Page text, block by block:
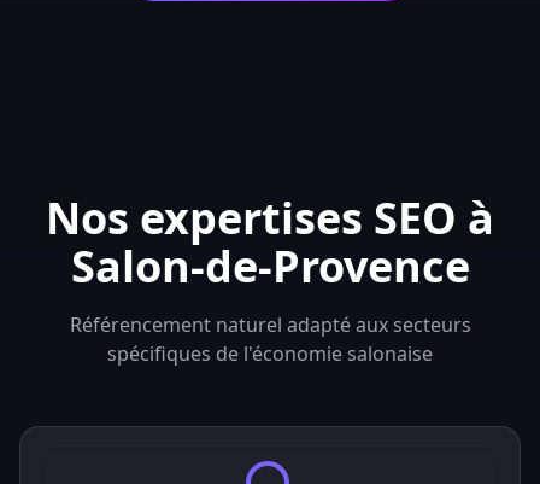
Nos expertises SEO à
Salon-de-Provence
Référencement naturel adapté aux secteurs
spécifiques de l'économie salonaise